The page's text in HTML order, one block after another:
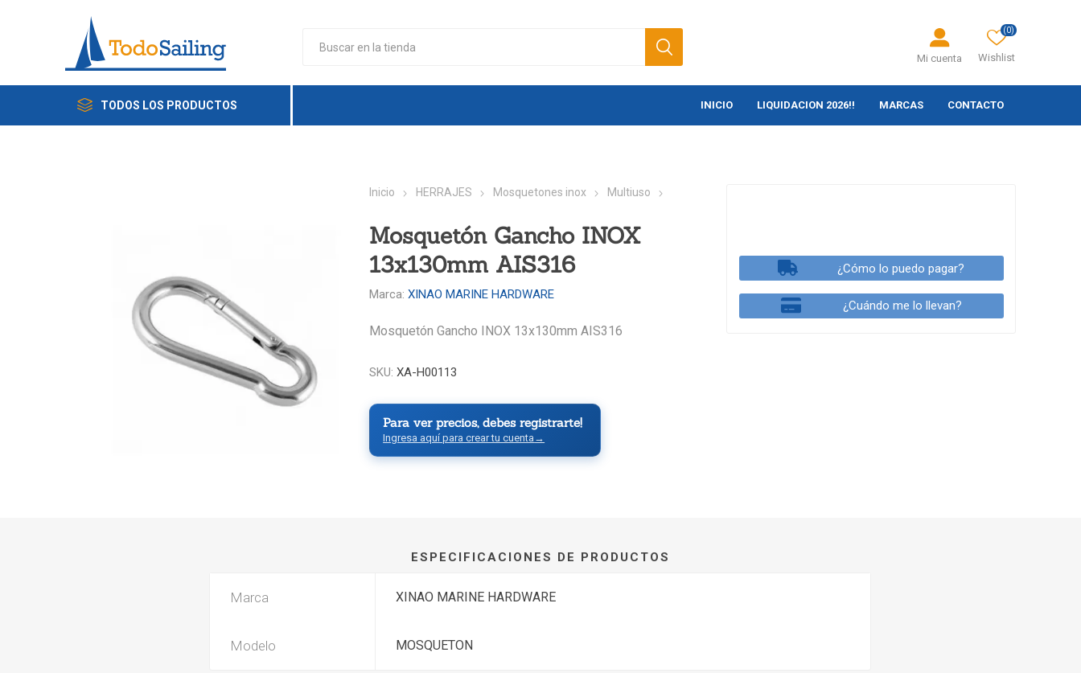
Mi cuenta Wishlist
(0)
TODOS LOS PRODUCTOS INICIO LIQUIDACION 2026!! MARCAS CONTACTO
Inicio HERRAJES Mosquetones inox Multiuso
Mosquetón Gancho INOX
13x130mm AIS316
Marca: XINAO MARINE HARDWARE
Mosquetón Gancho INOX 13x130mm AIS316
SKU: XA-H00113
Para ver precios, debes registrarte!
Ingresa aquí para crear tu cuenta →
¿Cómo lo puedo pagar?
¿Cuándo me lo llevan?
ESPECIFICACIONES DE PRODUCTOS
Marca XINAO MARINE HARDWARE
Modelo MOSQUETON